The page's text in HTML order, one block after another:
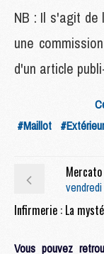
NB : Il s'agit de
une
d'un article
#Maillot #Extérieur
Vous pouvez